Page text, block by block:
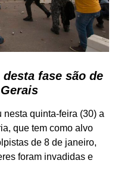
fase são de
quinta-feira (30) a
que tem como alvo
de 8 de janeiro,
foram invadidas e